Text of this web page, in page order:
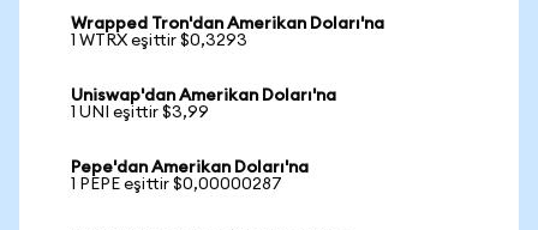
Wrapped Tron'dan Amerikan Doları'na
1 WTRX eşittir $0,3293
Uniswap'dan Amerikan Doları'na
1 UNI eşittir $3,99
Pepe'dan Amerikan Doları'na
1 PEPE eşittir $0,00000287